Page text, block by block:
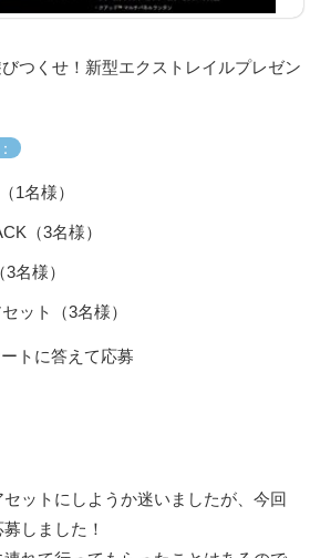
びつくせ！新型エクストレイルプレゼン
1名様）
（3名様）
名様）
ット（3名様）
トに答えて応募
ットにしようか迷いましたが、今回
しました！